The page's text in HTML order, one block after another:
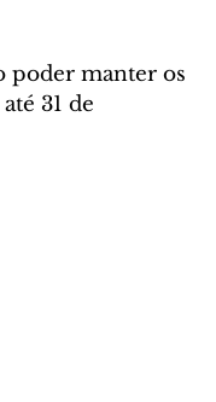
poder manter os
31 de